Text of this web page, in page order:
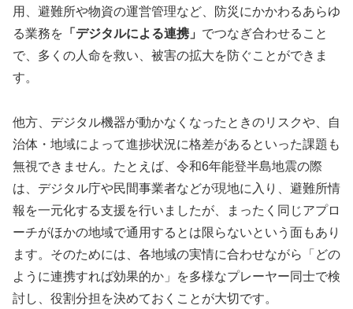
用、避難所や物資の運営管理など、防災にかかわるあらゆ
る業務を 「デジタルによる連携」 でつなぎ合わせること
で、多くの人命を救い、被害の拡大を防ぐことができま
す。
他方、デジタル機器が動かなくなったときのリスクや、自
治体・地域によって進捗状況に格差があるといった課題も
無視できません。たとえば、令和6年能登半島地震の際
は、デジタル庁や民間事業者などが現地に入り、避難所情
報を一元化する支援を行いましたが、まったく同じアプロ
ーチがほかの地域で通用するとは限らないという面もあり
ます。そのためには、各地域の実情に合わせながら「どの
ように連携すれば効果的か」を多様なプレーヤー同士で検
討し、役割分担を決めておくことが大切です。